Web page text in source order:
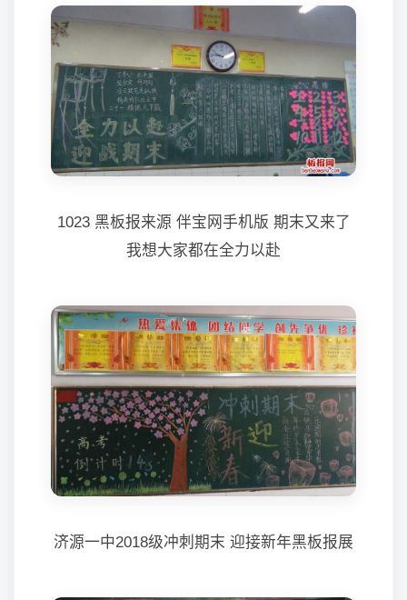
1023 黑板报来源 伴宝网手机版 期末又来了
我想大家都在全力以赴
济源一中2018级冲刺期末 迎接新年黑板报展